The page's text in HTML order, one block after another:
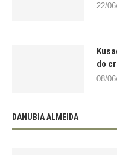
22/
do
08/
DANUBIA ALMEIDA